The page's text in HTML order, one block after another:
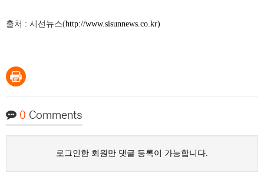
출처 : 시선뉴스(http://www.sisunnews.co.kr)
0 Comments
로그인한 회원만 댓글 등록이 가능합니다.